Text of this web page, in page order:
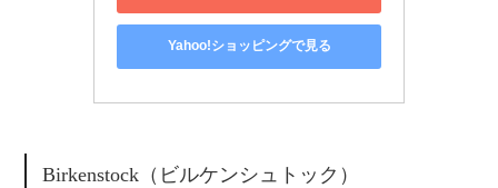
Yahoo!ショッピングで見る
Birkenstock（ビルケンシュトック）